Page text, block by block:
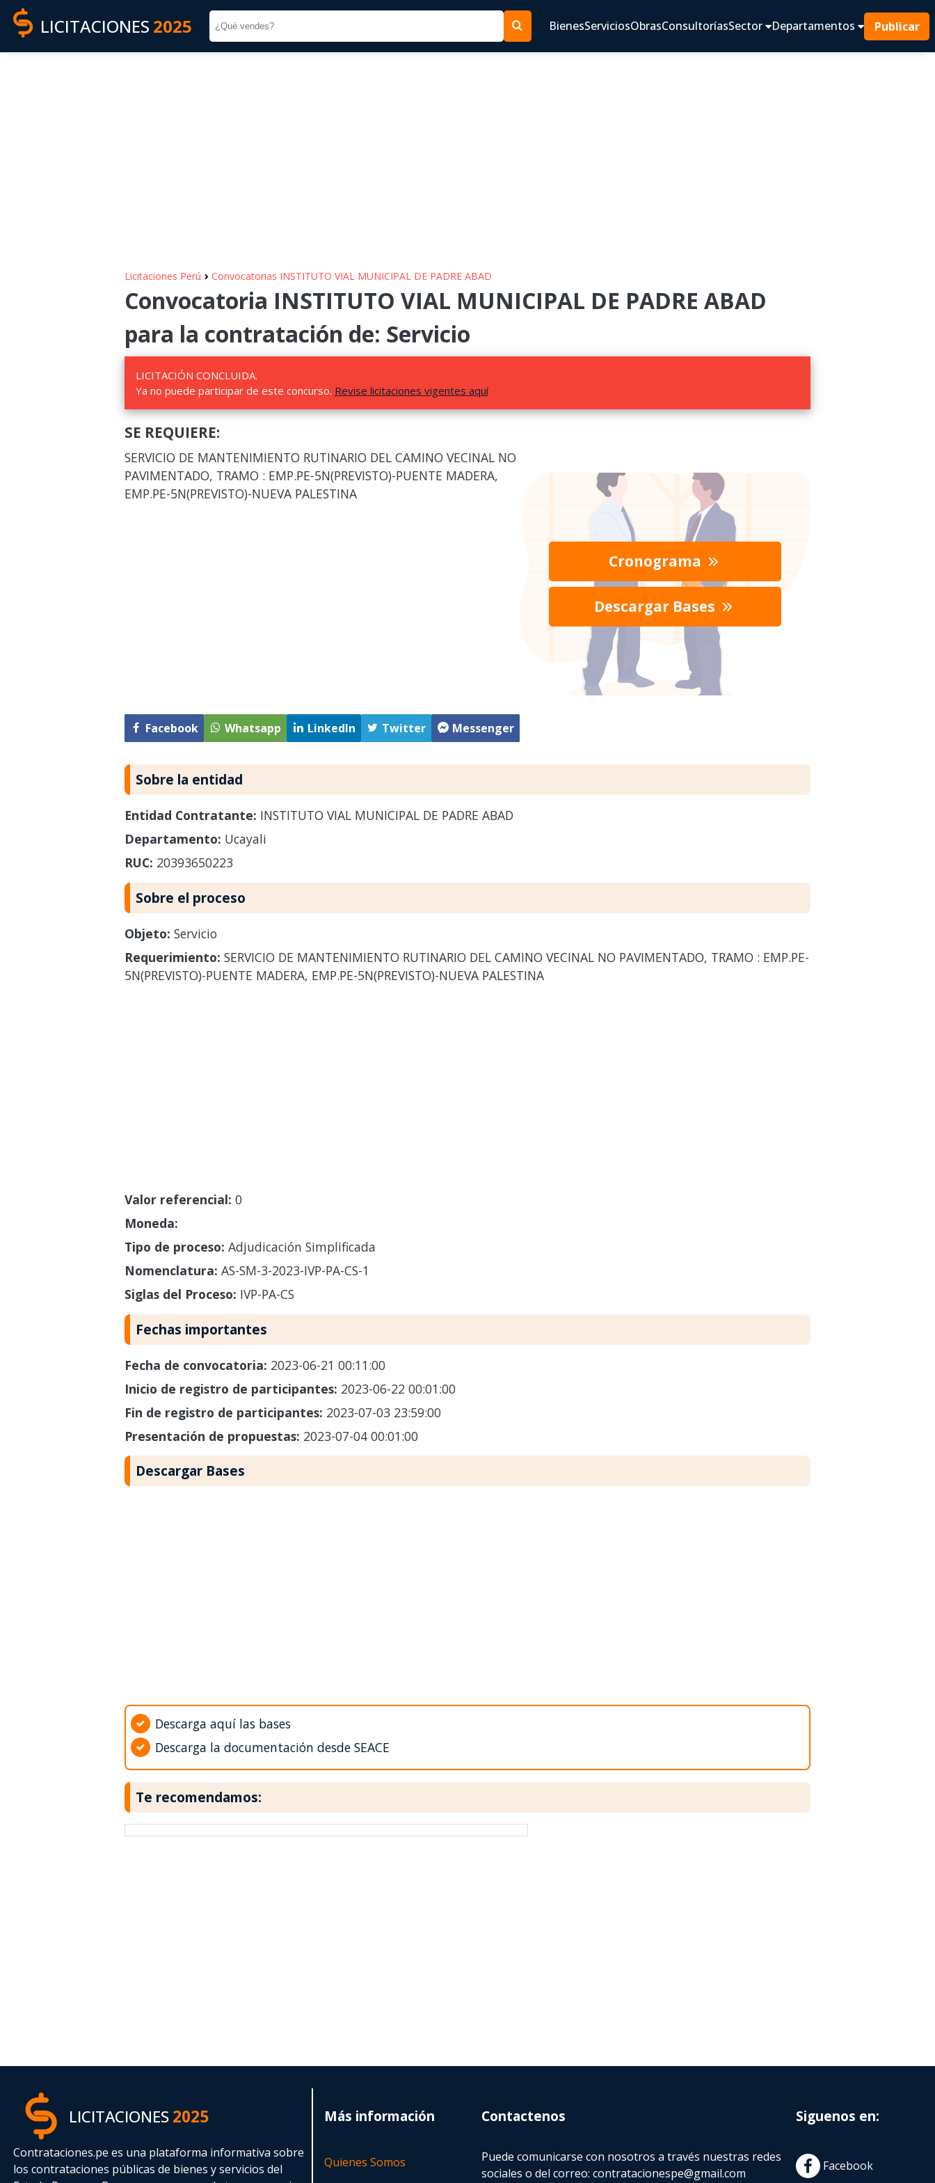
LICITACIONES 2025 BienesServiciosObrasConsultoríasSector Departamentos Publicar
Licitaciones Perú › Convocatorias INSTITUTO VIAL MUNICIPAL DE PADRE ABAD
Convocatoria INSTITUTO VIAL MUNICIPAL DE PADRE ABAD
para la contratación de: Servicio
LICITACIÓN CONCLUIDA.
Ya no puede participar de este concurso. Revise licitaciones vigentes aquí
SE REQUIERE:
SERVICIO DE MANTENIMIENTO RUTINARIO DEL CAMINO VECINAL NO
PAVIMENTADO, TRAMO : EMP.PE-5N(PREVISTO)-PUENTE MADERA,
EMP.PE-5N(PREVISTO)-NUEVA PALESTINA
Facebook Whatsapp LinkedIn Twitter Messenger
Cronograma
Descargar Bases
Sobre la entidad
Entidad Contratante: INSTITUTO VIAL MUNICIPAL DE PADRE ABAD
Departamento: Ucayali
RUC: 20393650223
Sobre el proceso
Objeto: Servicio
Requerimiento: SERVICIO DE MANTENIMIENTO RUTINARIO DEL CAMINO VECINAL NO PAVIMENTADO, TRAMO : EMP.PE-
5N(PREVISTO)-PUENTE MADERA, EMP.PE-5N(PREVISTO)-NUEVA PALESTINA
Valor referencial: 0
Moneda:
Tipo de proceso: Adjudicación Simplificada
Nomenclatura: AS-SM-3-2023-IVP-PA-CS-1
Siglas del Proceso: IVP-PA-CS
Fechas importantes
Fecha de convocatoria: 2023-06-21 00:11:00
Inicio de registro de participantes: 2023-06-22 00:01:00
Fin de registro de participantes: 2023-07-03 23:59:00
Presentación de propuestas: 2023-07-04 00:01:00
Descargar Bases
Descarga aquí las bases
Descarga la documentación desde SEACE
Te recomendamos:
LICITACIONES2025
Contrataciones.pe es una plataforma informativa sobre
los contrataciones públicas de bienes y servicios del
Más información
Quienes Somos
Contactenos
Puede comunicarse con nosotros a través nuestras redes
sociales o del correo:contratacionespe@gmail.com
Siguenos en:
Facebook